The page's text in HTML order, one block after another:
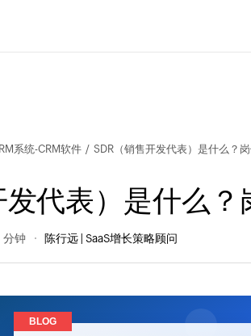
系统-CRM软件 / SDR（销售开发代表）是什么？
发代表）是什么
分钟 陈行远 | SaaS增长策略顾问